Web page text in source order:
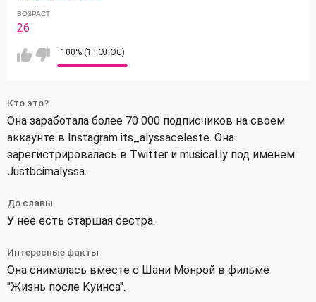
ВОЗРАСТ
26
100% (1 ГОЛОС)
Кто это?
Она заработала более 70 000 подписчиков на своем
аккаунте в Instagram its_alyssaceleste. Она
зарегистрировалась в Twitter и musical.ly под именем
Justbcimalyssa.
До славы
У нее есть старшая сестра.
Интересные факты
Она снималась вместе с Шани Монрой в фильме
"Жизнь после Куинса".